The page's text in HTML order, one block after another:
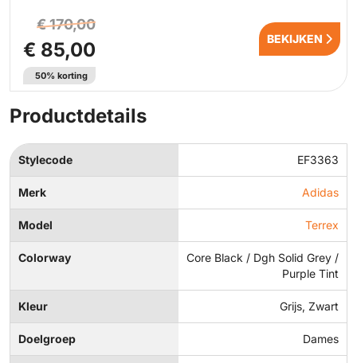
€ 170,00
€ 85,00
50% korting
BEKIJKEN
Productdetails
Stylecode EF3363
Merk Adidas
Model Terrex
Colorway
Core Black / Dgh Solid Grey /
Purple Tint
Kleur Grijs, Zwart
Doelgroep Dames